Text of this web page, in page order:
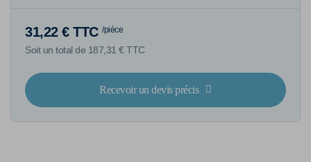
31,22 € TTC /pièce
Soit un total de 187,31 € TTC
Recevoir un devis précis